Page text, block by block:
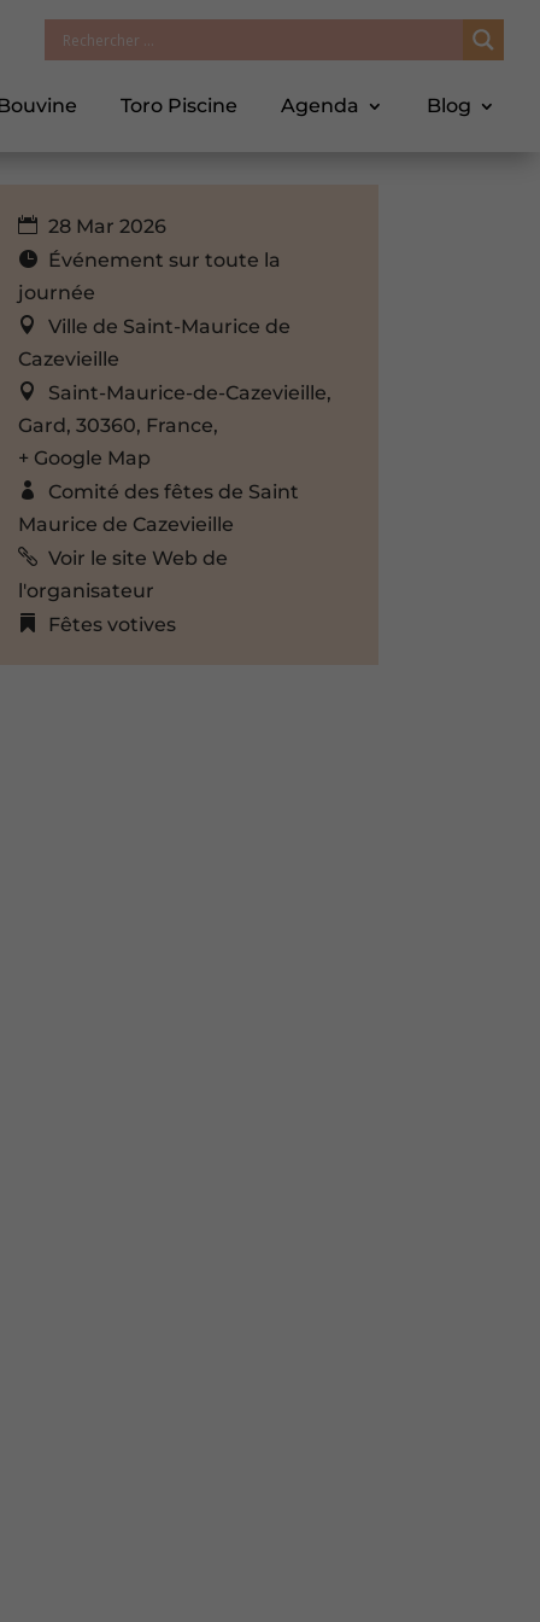
Toro Piscine Agenda Blog
28 Mar 2026
Événement sur toute la
journée
Ville de Saint-Maurice de
Cazevieille
Saint-Maurice-de-Cazevieille,
Gard, 30360, France,
+ Google Map
Comité des fêtes de Saint
Maurice de Cazevieille
Voir le site Web de
l'organisateur
Fêtes votives